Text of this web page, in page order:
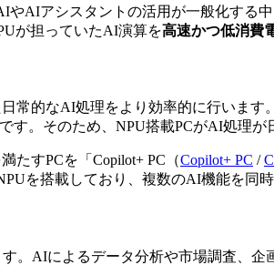
やAIアシスタントの活用が一般化する中
が担っていたAI演算を高速かつ低消費
常的なAI処理をより効率的に行います
す。そのため、NPU搭載PCがAI処理が
たすPCを「 Copilot+ PC（Copilot+ PC /
を搭載しており、複数のAI機能を同
。AIによるデータ分析や市場調査、